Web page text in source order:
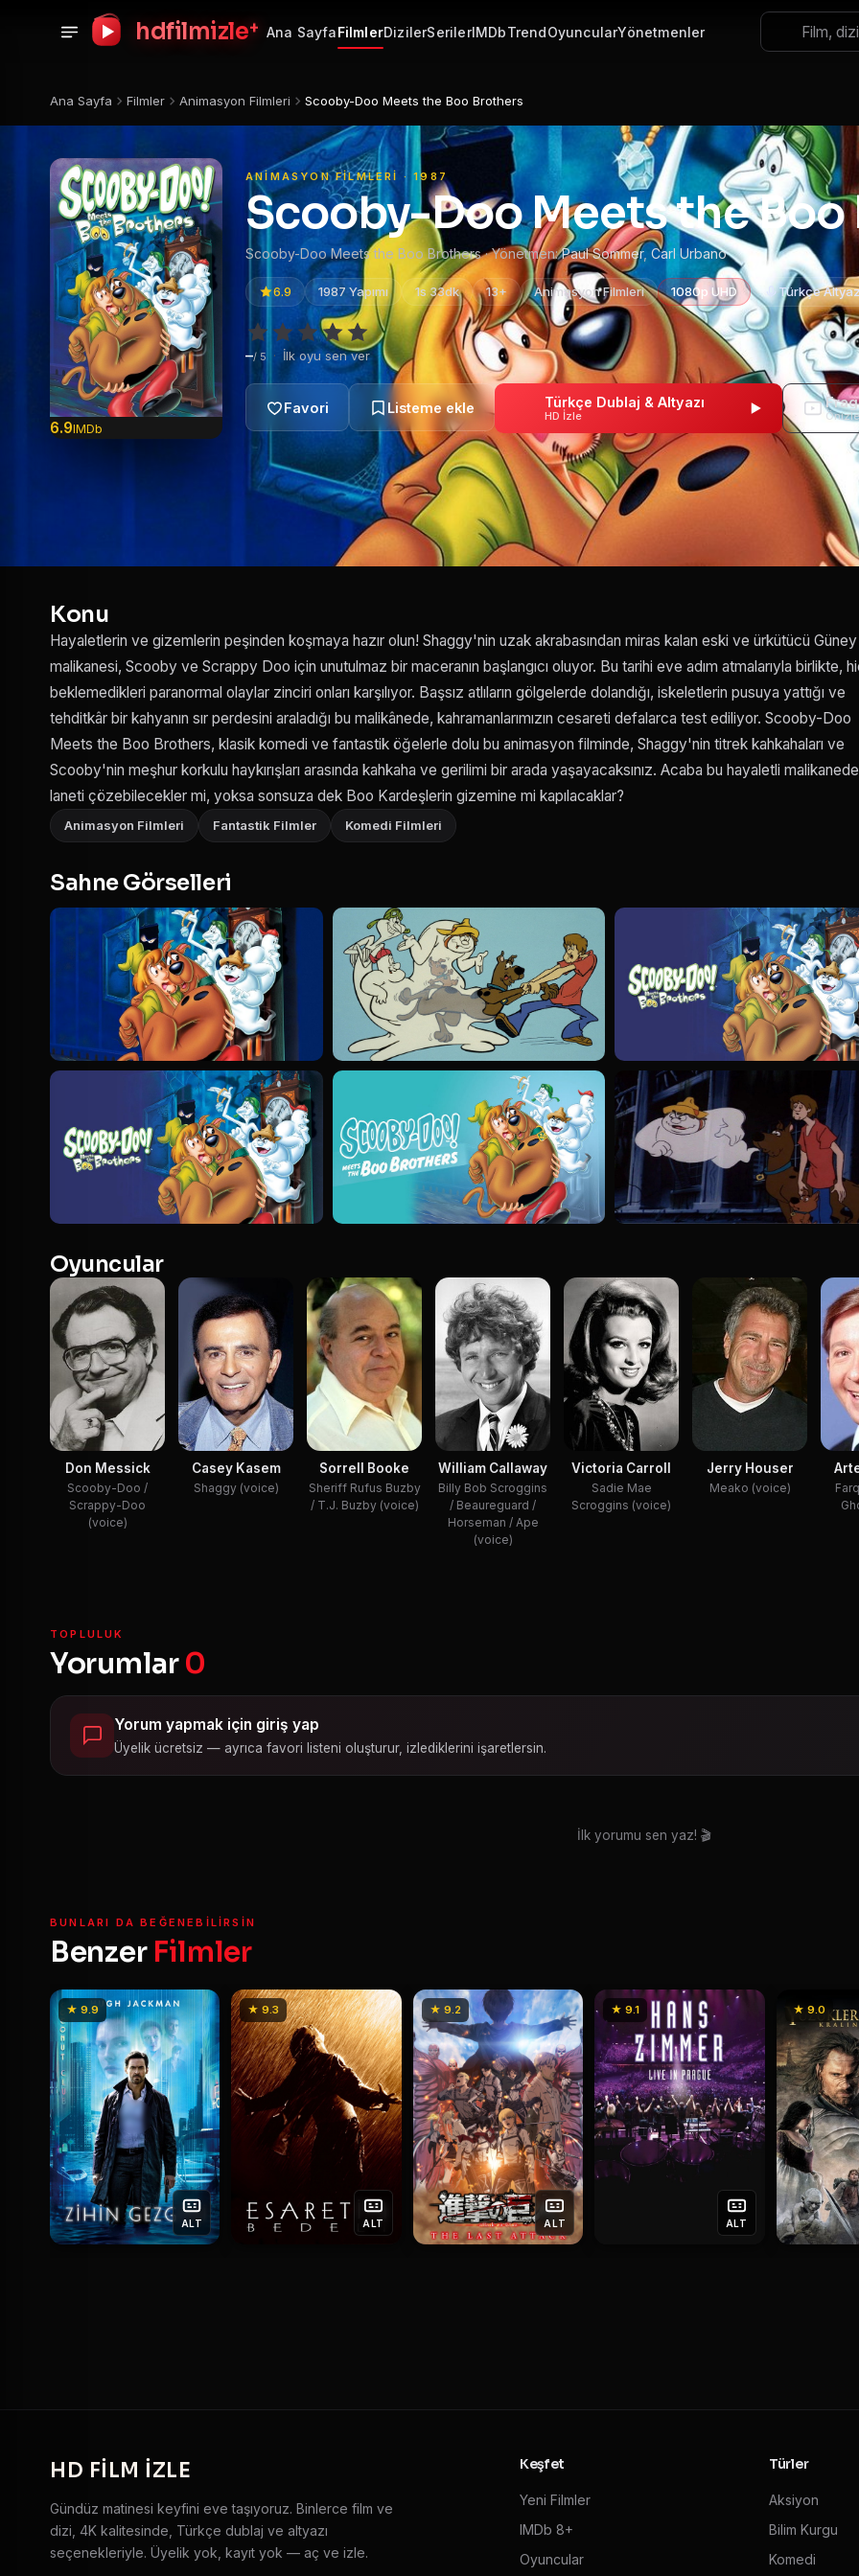
hdfilmizle+ Ana SayfaFilmlerDizilerSerilerIMDbTrendOyuncularYönetmenler
Ana Sayfa Filmler Animasyon Filmleri Scooby-Doo Meets the Boo Brothers
6.9IMDb
ANIMASYON FILMLERI · 1987
Scooby-Doo Meets the Boo
Scooby-Doo Meets the Boo Brothers · Yönetmen:Paul Sommer, Carl Urbano
6.9 1987 Yapımı 1s 33dk 13+ Animasyon Filmleri 1080p UHD Türkçe
–/ 5 · İlk oyu sen ver
Türkçe Dublaj & Altyazı
HD İzle
Konu
Hayaletlerin ve gizemlerin peşinden koşmaya hazır olun! Shaggy'nin uzak akrabasından miras kalan eski ve ürkütücü Güney
malikanesi, Scooby ve Scrappy Doo için unutulmaz bir maceranın başlangıcı oluyor. Bu tarihi eve adım atmalarıyla birlikte,
beklemedikleri paranormal olaylar zinciri onları karşılıyor. Başsız atlıların gölgelerde dolandığı, iskeletlerin pusuya yattığı ve
tehditkâr bir kahyanın sır perdesini araladığı bu malikânede, kahramanlarımızın cesareti defalarca test ediliyor. Scooby-Doo
Meets the Boo Brothers, klasik komedi ve fantastik öğelerle dolu bu animasyon filminde, Shaggy'nin titrek kahkahaları ve
Scooby'nin meşhur korkulu haykırışları arasında kahkaha ve gerilimi bir arada yaşayacaksınız. Acaba bu hayaletli
laneti çözebilecekler mi, yoksa sonsuza dek Boo Kardeşlerin gizemine mi kapılacaklar?
Animasyon Filmleri Fantastik Filmler Komedi Filmleri
Sahne Görselleri
Oyuncular
Don Messick
Scooby-Doo /
Scrappy-Doo
(voice)
Casey Kasem
Shaggy (voice)
Sorrell Booke
Sheriff Rufus Buzby
/ T.J. Buzby (voice)
William Callaway
Billy Bob Scroggins
/ Beaureguard /
Horseman / Ape
(voice)
Victoria Carroll
Sadie Mae
Scroggins (voice)
Jerry Houser
Meako (voice)
TOPLULUK
Yorumlar0
Yorum yapmak için giriş yap
Üyelik ücretsiz — ayrıca favori listeni oluşturur, izlediklerini işaretlersin.
İlk yorumu sen yaz! 🎬
BUNLARI DA BEĞENEBILIRSIN
Benzer Filmler
★ 9.9
ALT
★ 9.3
ALT
★ 9.2
ALT
★ 9.1
ALT
★ 9.0
HD FILM IZLE
Gündüz matinesi keyfini eve taşıyoruz. Binlerce film ve
dizi, 4K kalitesinde, Türkçe dublaj ve altyazı
seçenekleriyle. Üyelik yok, kayıt yok — aç ve izle.
Keşfet
Yeni Filmler
IMDb 8+
Oyuncular
Türler
Aksiyon
Bilim Kurgu
Komedi